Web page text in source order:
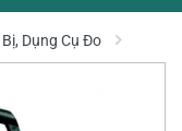
Dụng Cụ Đo